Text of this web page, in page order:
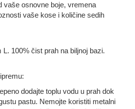
vaše osnovne boje, vremena
vaše kose i količine sedih
100% čist prah na biljnoj bazi.
dodajte toplu vodu u prah dok
pastu. Nemojte koristiti metalni